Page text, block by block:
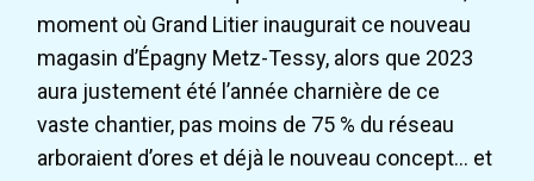
moment où Grand Litier inaugurait ce nouveau
magasin d’Épagny Metz-Tessy, alors que 2023
aura justement été l’année charnière de ce
vaste chantier, pas moins de 75 % du réseau
arboraient d’ores et déjà le nouveau concept… et